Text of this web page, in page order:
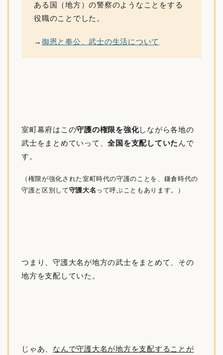
ある国（地方）の警察のようなことをする
役職のことでした。
→ 御恩と奉公、武士の生活について
室町幕府はこの守護の権限を強化しながら各地の
武士をまとめていって、全国を支配していた んで
す。
（権限が強化された室町時代の守護のことを、鎌倉時代の
守護と区別して守護大名 って呼ぶこともあります。）
つまり、守護大名が地方の武士をまとめて、その
地方を支配していた。
じゃあ、 なんで守護大名が地方を支配することが